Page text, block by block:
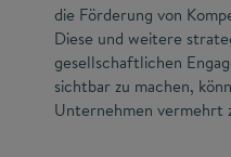
die Förderung von
Diese und weitere
gesellschaftlichen
sichtbar zu machen,
Unternehmen vermehrt